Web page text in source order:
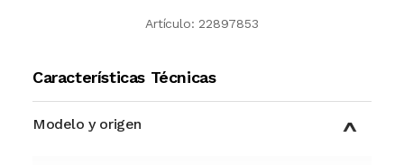
Artículo: 22897853
Características Técnicas
Modelo y origen